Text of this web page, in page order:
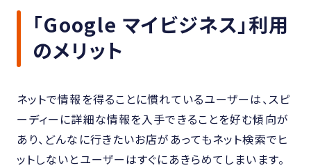
「Google マイビジネス」利用
のメリット
ネットで情報を得ることに慣れているユーザーは、スピ
ーディーに詳細な情報を入手できることを好む傾向が
あり、どんなに行きたいお店があってもネット検索でヒ
ットしないとユーザーはすぐにあきらめてしまいます。